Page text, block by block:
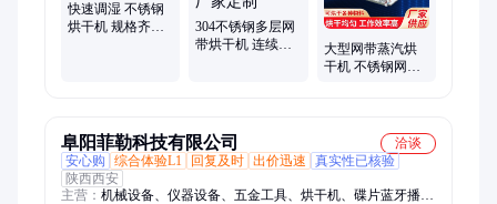
快速调湿 不锈钢
烘干机 规格齐全
304不锈钢多层网
带烘干机 连续热
大型网带蒸汽烘
干机 不锈钢网链
阜阳菲勒科技有限公司
洽谈
安心购
综合体验L1 回复及时 出价迅速
真实性已核验
陕西西安
主营： 机械设备、仪器设备、五金工具、烘干机、碟片蓝牙播放